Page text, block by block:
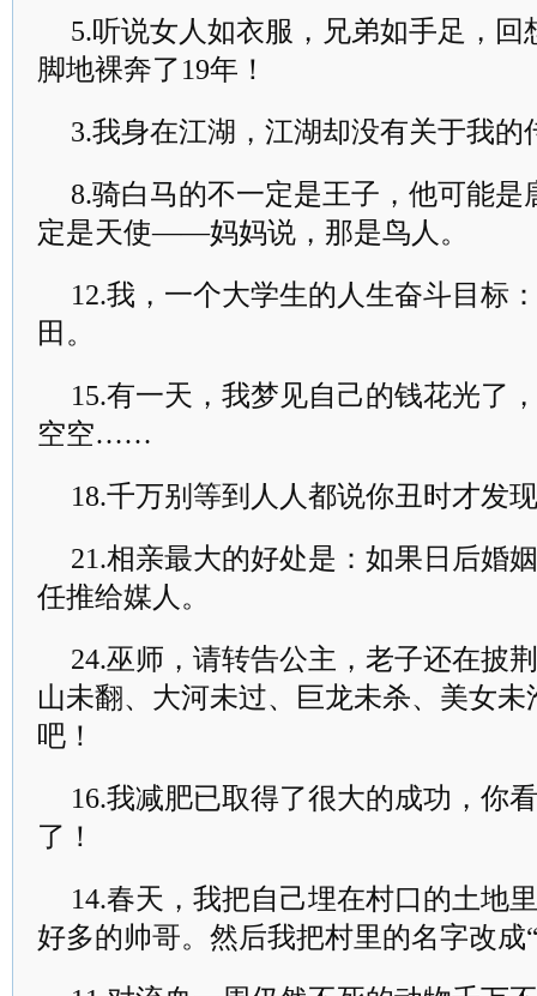
5.听说女人如衣服，兄弟如手足，
脚地裸奔了19年！
3.我身在江湖，江湖却没有关于我
8.骑白马的不一定是王子，他可能
定是天使——妈妈说，那是鸟人。
12.我，一个大学生的人生奋斗目标
田。
15.有一天，我梦见自己的钱花光了
空空……
18.千万别等到人人都说你丑时才发
21.相亲最大的好处是：如果日后婚
任推给媒人。
24.巫师，请转告公主，老子还在披
山未翻、大河未过、巨龙未杀、美女
吧！
16.我减肥已取得了很大的成功，你
了！
14.春天，我把自己埋在村口的土地
好多的帅哥。然后我把村里的名字改成